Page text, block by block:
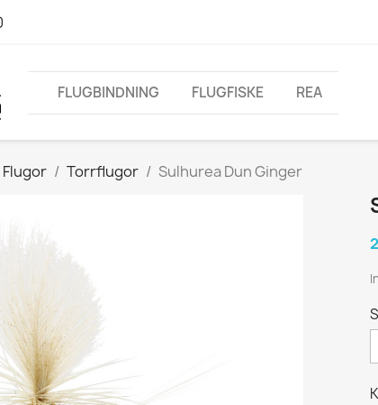
FLUGBINDNING FLUGFISKE REA
Flugor Torrflugor Sulhurea Dun Ginger